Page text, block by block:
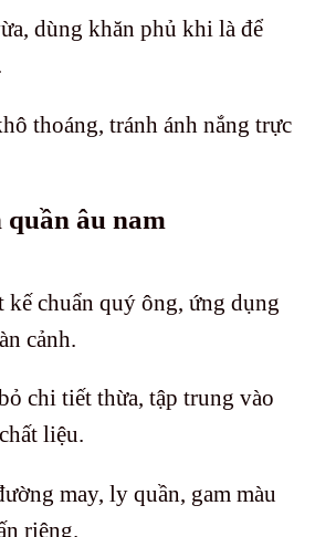
dùng khăn phủ khi là để
thoáng, tránh ánh nắng trực
quần âu nam
kế chuẩn quý ông, ứng dụng
cảnh.
chi tiết thừa, tập trung vào
liệu.
may, ly quần, gam màu
riêng.